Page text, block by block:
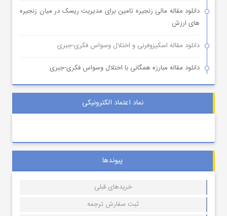
دانلود مقاله مالی زنجیره تامین برای مدیریت ریسک در میان زنجیره
های ارزش
دانلود مقاله اسکیزوفرنی و اختلال وسواس فکری-جبری
دانلود مقاله مبارزه همگانی با اختلال وسواس فکری-جبری
نماد اعتماد الکترونیکی
پیوندها
خریدهای قبلی
ثبت سفارش ترجمه